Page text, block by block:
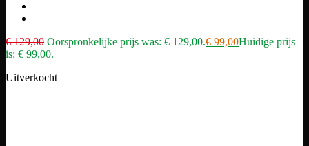
€129,00 Oorspronkelijke prijs was: € 129,00.€ 99,00Huidige prijs
is: € 99,00.
Uitverkocht